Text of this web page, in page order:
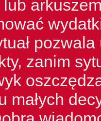
zanim
małych